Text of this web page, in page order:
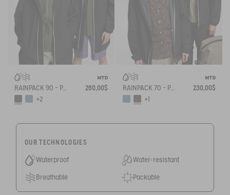
RAINPACK 90 - PACKABLE, UV-C® AND WATERPROOF LONG PARKA
260,00$
+2
RAINPACK 70 - PACKABLE, UV-C® AND WATERPROOF JACKET
230,00$
+1
OUR TECHNOLOGIES
Waterproof Water-resistant
Breathable Packable